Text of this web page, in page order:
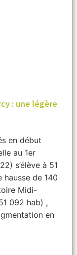
: une légère
en début
au 1er
s’élève à 51
hausse de 140
Midi-
092 hab) ,
en